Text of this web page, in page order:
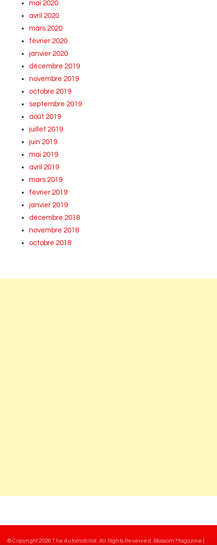
mai 2020
avril 2020
mars 2020
février 2020
janvier 2020
décembre 2019
novembre 2019
octobre 2019
septembre 2019
août 2019
juillet 2019
juin 2019
mai 2019
avril 2019
mars 2019
février 2019
janvier 2019
décembre 2018
novembre 2018
octobre 2018
© Copyright 2026The Automobilist. All Rights Reserved. Blossom Magazine |